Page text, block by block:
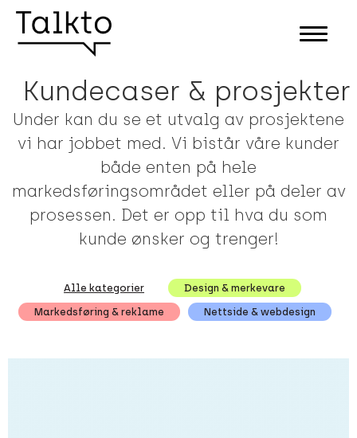
Kundecaser & prosjekter
Under kan du se et utvalg av prosjektene
vi har jobbet med. Vi bistår våre kunder
både enten på hele
markedsføringsområdet eller på deler av
prosessen. Det er opp til hva du som
kunde ønsker og trenger!
Alle kategorier
Design & merkevare
Markedsføring & reklame
Nettside & webdesign